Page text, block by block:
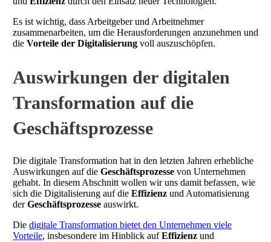
Es ist wichtig, dass Arbeitgeber und Arbeitnehmer
zusammenarbeiten, um die Herausforderungen anzunehmen und
die Vorteile der Digitalisierung voll auszuschöpfen.
Auswirkungen der digitalen
Transformation auf die
Geschäftsprozesse
Die digitale Transformation hat in den letzten Jahren erhebliche
Auswirkungen auf die Geschäftsprozesse von Unternehmen
gehabt. In diesem Abschnitt wollen wir uns damit befassen, wie
sich die Digitalisierung auf die Effizienz und Automatisierung
derGeschäftsprozesse auswirkt.
Die digitale Transformation bietet den Unternehmen viele
Vorteile, insbesondere im Hinblick aufEffizienz und